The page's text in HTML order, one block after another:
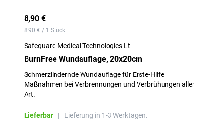
8,90 €
8,90 € / 1 Stück
Safeguard Medical Technologies Lt
BurnFree Wundauflage, 20x20cm
Schmerzlindernde Wundauflage für Erste-Hilfe
Maßnahmen bei Verbrennungen und Verbrühungen aller
Art.
Lieferbar | Lieferung in 1-3 Werktagen.